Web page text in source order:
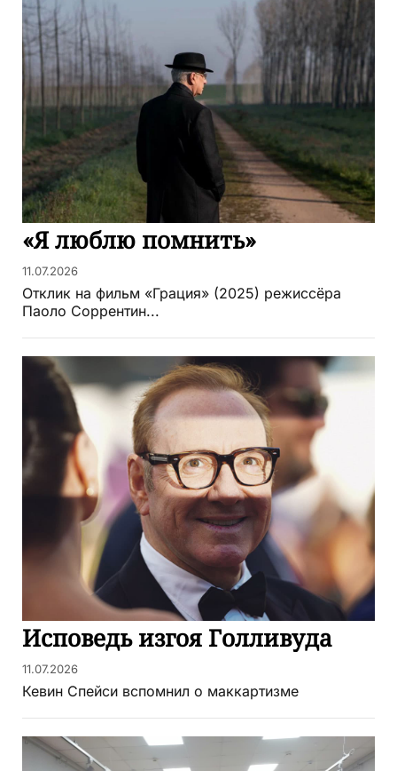
«Я люблю помнить»
11.07.2026
Отклик на фильм «Грация» (2025) режиссёра
Паоло Соррентин...
Исповедь изгоя Голливуда
11.07.2026
Кевин Спейси вспомнил о маккартизме